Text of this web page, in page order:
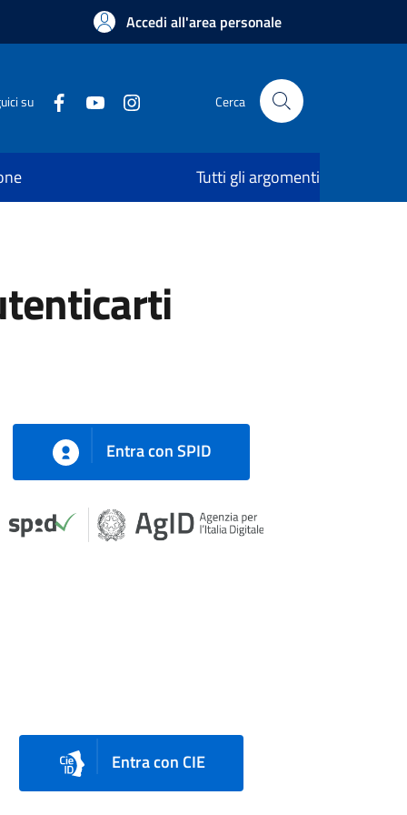
Accedi all'area personale
su Cerca
Tutti gli argomenti
Entra con SPID
Entra con CIE